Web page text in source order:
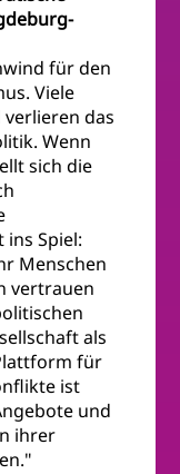
für den
Viele
das
Wenn
sich die
Spiel:
Menschen
vertrauen
als
für
ist
und
ihrer